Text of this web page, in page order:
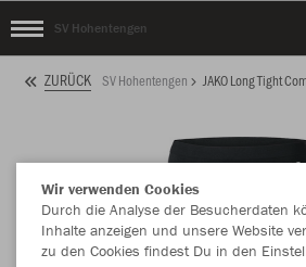
SV Hohentengen
ZURÜCK SV Hohentengen JAKO Long Tight
Wir verwenden Cookies
Durch die Analyse der Besucherdaten
Inhalte anzeigen und unsere Website
zu den Cookies findest Du in den